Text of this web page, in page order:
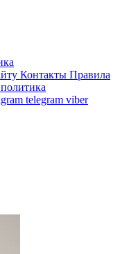
Контакты Правила
telegram viber